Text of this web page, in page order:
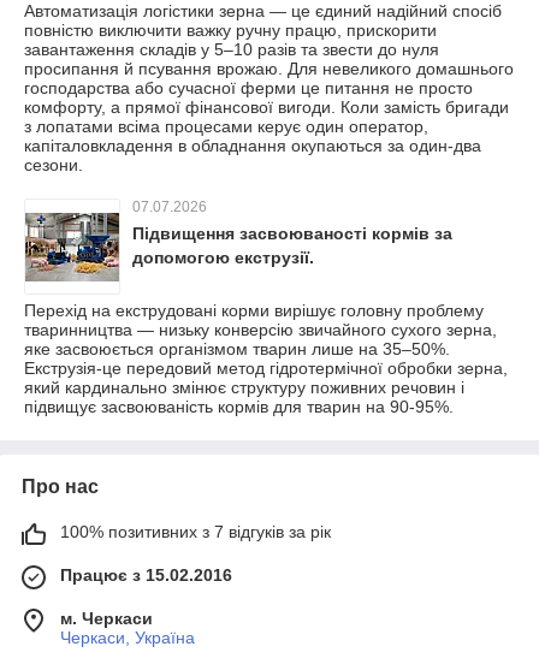
Автоматизація логістики зерна — це єдиний надійний спосіб
повністю виключити важку ручну працю, прискорити
завантаження складів у 5–10 разів та звести до нуля
просипання й псування врожаю. Для невеликого домашнього
господарства або сучасної ферми це питання не просто
комфорту, а прямої фінансової вигоди. Коли замість бригади
з лопатами всіма процесами керує один оператор,
капіталовкладення в обладнання окупаються за один-два
сезони.
07.07.2026
Підвищення засвоюваності кормів за
допомогою екструзії.
Перехід на екструдовані корми вирішує головну проблему
тваринництва — низьку конверсію звичайного сухого зерна,
яке засвоюється організмом тварин лише на 35–50%.
Екструзія-це передовий метод гідротермічної обробки зерна,
який кардинально змінює структуру поживних речовин і
підвищує засвоюваність кормів для тварин на 90-95%.
Про нас
100% позитивних з 7 відгуків за рік
Працює з 15.02.2016
м. Черкаси
Черкаси, Україна